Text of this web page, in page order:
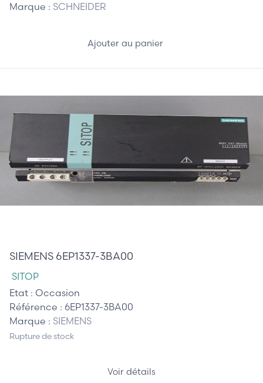
Marque : SCHNEIDER
Ajouter au panier
SIEMENS 6EP1337-3BA00
SITOP
Etat : Occasion
Référence : 6EP1337-3BA00
Marque : SIEMENS
Rupture de stock
Voir détails